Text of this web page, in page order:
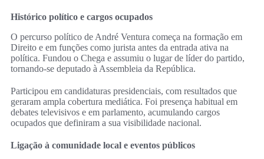
Histórico político e cargos ocupados
O percurso político de André Ventura começa na formação em
Direito e em funções como jurista antes da entrada ativa na
política. Fundou o Chega e assumiu o lugar de líder do partido,
tornando-se deputado à Assembleia da República.
Participou em candidaturas presidenciais, com resultados que
geraram ampla cobertura mediática. Foi presença habitual em
debates televisivos e em parlamento, acumulando cargos
ocupados que definiram a sua visibilidade nacional.
Ligação à comunidade local e eventos públicos